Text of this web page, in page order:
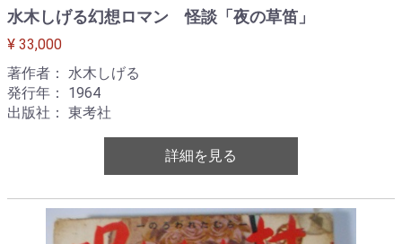
水木しげる幻想ロマン 怪談「夜の草笛」
¥ 33,000
著作者： 水木しげる
発行年： 1964
出版社： 東考社
詳細を見る